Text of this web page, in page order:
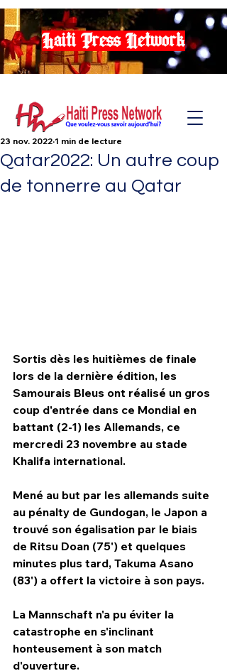
Haiti Press Network
HPN Live
Qatar2022: Un autre coup
de tonnerre au Qatar
23 nov. 2022 1 min de lecture
Sortis dès les huitièmes de finale
lors de la dernière édition, les
Samourais Bleus ont réalisé un gros
coup d'entrée dans ce Mondial en
battant (2-1) les Allemands, ce
mercredi 23 novembre au stade
Khalifa international.
Mené au but par les allemands suite
au pénalty de Gundogan, le Japon a
trouvé son égalisation par le biais
de Ritsu Doan (75') et quelques
minutes plus tard, Takuma Asano
(83') a offert la victoire à son pays.
La Mannschaft n'a pu éviter la
catastrophe en s'inclinant
honteusement à son match
d'ouverture.